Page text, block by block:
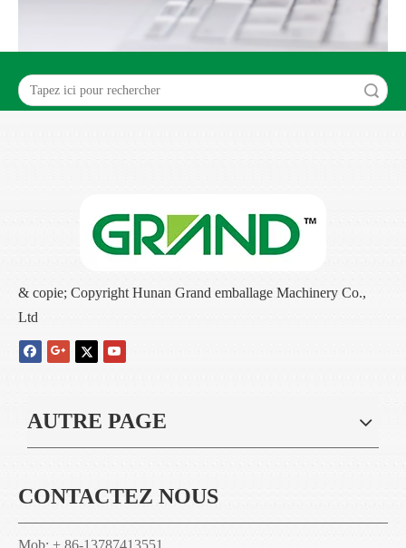
& copie; Copyright Hunan Grand emballage Machinery Co.,
Ltd
AUTRE PAGE
CONTACTEZ NOUS
Mob: + 86-13787413551